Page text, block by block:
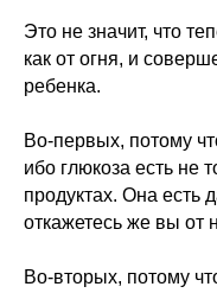
Это не значит, что
как от огня, и
ребенка.
Во-первых, потому
ибо глюкоза есть не
продуктах. Она есть
откажетесь же вы от
Во-вторых, потому